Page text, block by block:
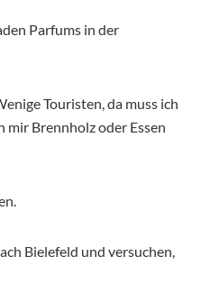
Parfums in der
Touristen, da muss ich
mir Brennholz oder Essen
Bielefeld und versuchen,